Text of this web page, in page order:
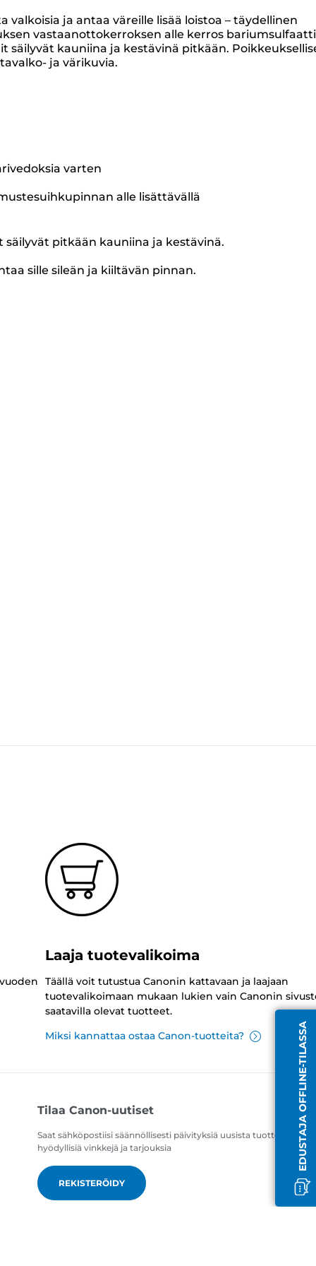
ja antaa väreille lisää loistoa – täydellinen
vastaanottokerroksen alle kerros
kauniina ja kestävinä pitkään.
ja värikuvia.
varten
alle lisättävällä
pitkään kauniina ja kestävinä.
sille sileän ja kiiltävän pinnan.
EDUSTAJA OFFLINE-TILASSA
Laaja tuotevalikoima
Täällä voit tutustua Canonin kattavaan ja laajaan
tuotevalikoimaan mukaan lukien vain Canonin
saatavilla olevat tuotteet.
Miksi kannattaa ostaa Canon-tuotteita?
Tilaa Canon-uutiset
Saat sähköpostiisi säännöllisesti päivityksiä uusista tuotteista,
hyödyllisiä vinkkejä ja tarjouksia
REKISTERÖIDY